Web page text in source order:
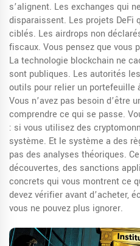
s’alignent. Les exchanges qui
disparaissent. Les projets
ciblés. Les airdrops non
fiscaux. Vous pensez que vous
La technologie blockchain ne
sont publiques. Les autorités
outils pour relier un portefeuille
Vous n’avez pas besoin d’être
comprendre ce qui se passe.
: si vous utilisez des
système. Et le système a des
pas des analyses théoriques.
découvertes, des sanctions
concrets qui vous montrent ce
devez vérifier avant d’acheter,
vous ne pouvez plus ignorer.